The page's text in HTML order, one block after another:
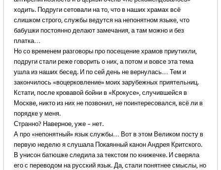
ходить. Подруги сетовали на то, что в наших храмах всё
слишком строго, службы ведутся на непонятном языке, что
бабушки постоянно делают замечания, а там можно и без
платка…
Но со временем разговоры про посещение храмов приутихли,
подруги стали реже говорить о них, а потом и вовсе эта тема
ушла из наших бесед. И по сей день не вернулась… Тем и
закончилось «воцерковление» моих зарубежных приятельниц.
Кстати, после кровавой бойни в «Крокусе», случившейся в
Москве, никто из них не позвонил, не поинтересовался, всё ли в
порядке у меня.
Странно? Наверное, уже – нет.
А про «непонятный» язык службы… Вот в этом Великом посту в
первую неделю я слушала Покаянный канон Андрея Критского.
В унисон батюшке следила за текстом по книжечке. И сверяла
его с переводом на русский язык. Да, стали понятнее смыслы, но